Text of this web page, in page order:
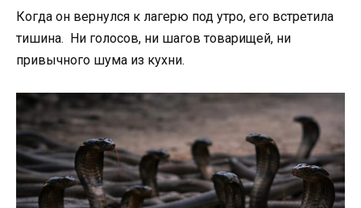
Когда он вернулся к лагерю под утро, его встретила
тишина. Ни голосов, ни шагов товарищей, ни
привычного шума из кухни.